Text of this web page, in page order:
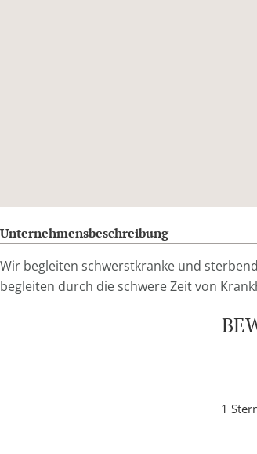
Unternehmensbeschreibung
Wir begleiten schwerstkranke und
begleiten durch die schwere Zeit von
1